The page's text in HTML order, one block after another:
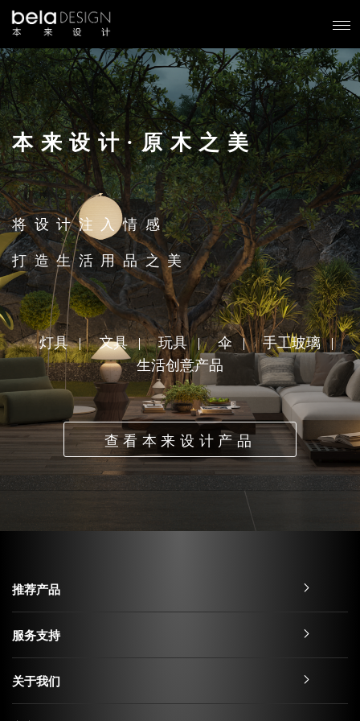
本来设计·原木之美
将设计注入情感
打造生活用品之美
灯具 文具 玩具 伞
手工玻璃
生活创意产品
查看本来设计产品
推荐产品
服务支持
关于我们